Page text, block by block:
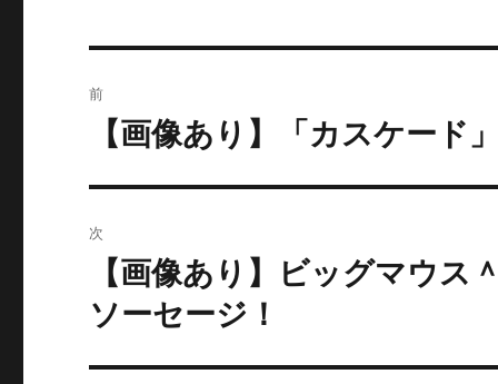
稿
ゲ
ー
前
の
投
稿:
【画像あり】「カスケード
次
の
投
稿:
【画像あり】ビッグマウス
ソーセージ！